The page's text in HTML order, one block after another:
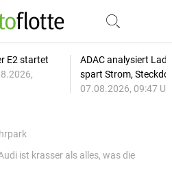
E2 startet
ADAC analysiert
spart Strom,
07.08.2026, 09:47
ist krasser als alles, was die